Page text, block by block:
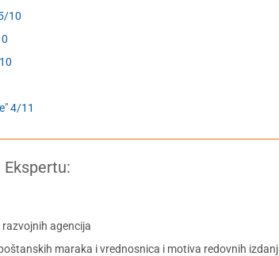
10
4/11
agencija
maraka i vrednosnica i motiva redovnih